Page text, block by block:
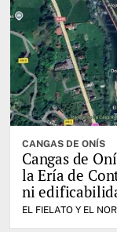
CANGAS DE ONÍS
Cangas de
la Ería de
ni
EL FIELATO Y EL